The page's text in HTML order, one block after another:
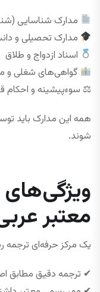
مدارک شناسایی
مدارک تحصیلی و
اسناد ازدواج و طلاق
گواهی‌های شغلی و
⚖ سوءپیشینه و احکام
همه این مدارک باید
شوند.
ویژگی‌های
معتبر
یک مرکز حرفه‌ای ترجمه
✔ ترجمه دقیق مطابق